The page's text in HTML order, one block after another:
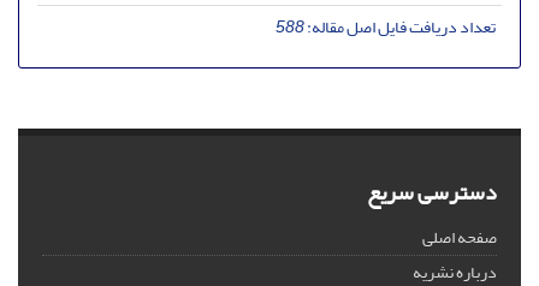
تعداد دریافت فایل اصل مقاله:588
دسترسی سریع
صفحه اصلی
درباره نشریه